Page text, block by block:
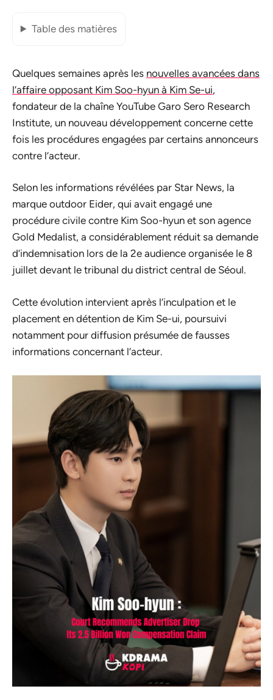
Table des matières
Quelques semaines après les nouvelles avancées dans
l’affaire opposant Kim Soo-hyun à Kim Se-ui,
fondateur de la chaîne YouTube Garo Sero Research
Institute, un nouveau développement concerne cette
fois les procédures engagées par certains annonceurs
contre l’acteur.
Selon les informations révélées par Star News, la
marque outdoor Eider, qui avait engagé une
procédure civile contre Kim Soo-hyun et son agence
Gold Medalist, a considérablement réduit sa demande
d’indemnisation lors de la 2e audience organisée le 8
juillet devant le tribunal du district central de Séoul.
Cette évolution intervient après l’inculpation et le
placement en détention de Kim Se-ui, poursuivi
notamment pour diffusion présumée de fausses
informations concernant l’acteur.